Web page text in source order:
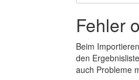
Fehler
Beim
den
auch Probleme